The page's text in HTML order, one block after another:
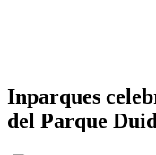
Inparques
del Parque